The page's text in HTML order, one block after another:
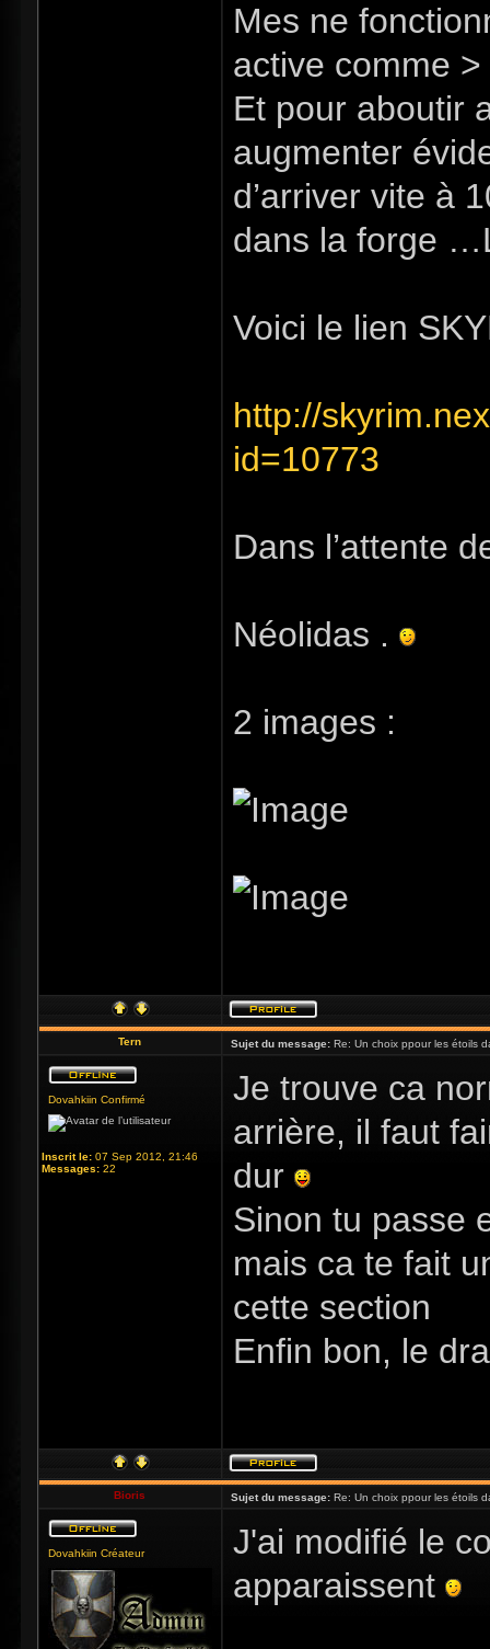
Mes ne
active comme
Et pour aboutir
augmenter
d’arriver vite à
dans la forge
Voici le lien
http://
id=10773
Dans l’attente
Néolidas .
2 images :
Tern Sujet du message: Re: Un choix ppour les étoils
Dovahkiin Confirmé
Inscrit le: 07 Sep 2012, 21:46
Messages: 22
Je trouve ca
arrière, il faut
dur
Sinon tu passe
mais ca te fait
cette section
Enfin bon, le
Bioris Sujet du message: Re: Un choix ppour les étoils
Dovahkiin Créateur
J'ai modifié le
apparaissent